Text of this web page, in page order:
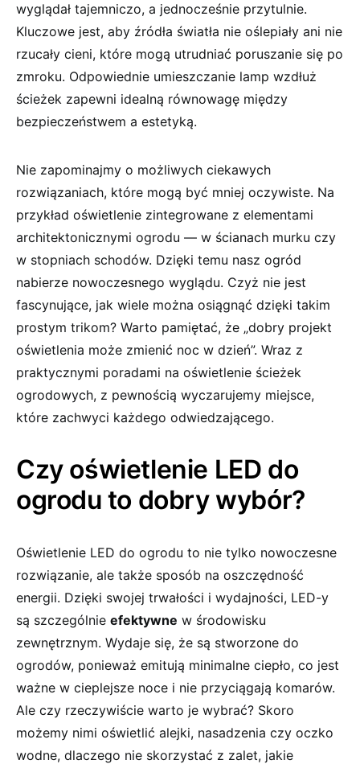
wyglądał⁣ tajemniczo,‍ a ⁤jednocześnie przytulnie.
Kluczowe jest, aby ​źródła światła nie oślepiały ani nie‍
rzucały cieni, które mogą utrudniać poruszanie się po
zmroku. ‍Odpowiednie ⁤umieszczanie lamp ‍wzdłuż
ścieżek​ zapewni idealną⁣ równowagę między
bezpieczeństwem a estetyką.
Nie zapominajmy o możliwych​ ciekawych⁢
rozwiązaniach,‌ które‌ mogą być ​mniej⁤ oczywiste. Na
‌przykład oświetlenie⁢ zintegrowane z ‌elementami
architektonicznymi ‌ogrodu — w ścianach murku czy
w ⁣stopniach schodów. Dzięki ⁢temu nasz ogród
nabierze nowoczesnego‍ wyglądu. Czyż ​nie‌ jest
fascynujące, ⁢jak ⁣wiele można osiągnąć dzięki takim
prostym ⁤trikom? Warto pamiętać, że „dobry projekt
oświetlenia​ może⁤ zmienić ‌noc w dzień”. Wraz z
praktycznymi poradami na oświetlenie⁣ ścieżek
ogrodowych,‌ z pewnością wyczarujemy miejsce,
które zachwyci każdego odwiedzającego.
Czy oświetlenie LED do
ogrodu⁢ to ​dobry wybór?
Oświetlenie LED do ogrodu to nie‍ tylko nowoczesne
rozwiązanie, ale także sposób ‍na oszczędność
energii.⁤ Dzięki swojej trwałości i ⁤wydajności, LED-y
są szczególnie efektywne w środowisku⁣
zewnętrznym. Wydaje‍ się, ⁣że są stworzone do⁣
ogrodów, ponieważ ⁢emitują minimalne ciepło, co jest
ważne w cieplejsze noce i nie przyciągają‍ komarów.
‌Ale czy ⁤rzeczywiście warto je ​wybrać? Skoro
⁢możemy ‍nimi oświetlić alejki, nasadzenia czy oczko
wodne, dlaczego nie skorzystać z zalet, ​jakie